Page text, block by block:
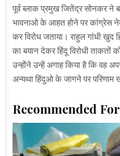
पूर्व ब्लाक प्रमुख जितेंद्र सोनकर ने
भावनाओ के आहत होने पर कांग्रेस
कर विरोध जताया। राहुल गांधी खुद
का बयान देकर हिंदू विरोधी ताकतों
उन्होंने उन्हें अगाह किया है कि वह
अन्यथा हिंदुओ के जागने पर
Recommended